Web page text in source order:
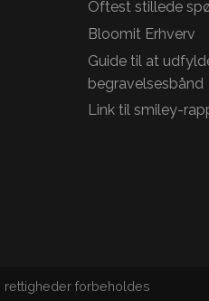
Oftest stillede
Bloomit Erhverv
Guide til at
begravelsesbånd
Link til smiley-
forbeholdes